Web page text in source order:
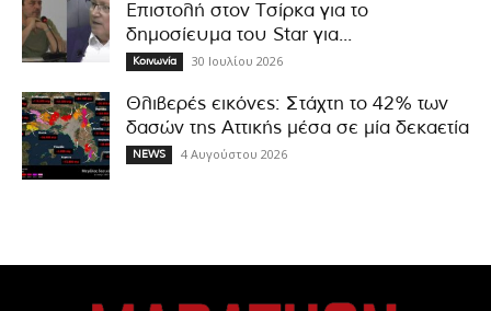
Επιστολή στον Τσίρκα για το
δημοσίευμα του Star για...
Κοινωνία 30 Ιουλίου 2026
Θλιβερές εικόνες: Στάχτη το 42% των
δασών της Αττικής μέσα σε μία δεκαετία
NEWS 4 Αυγούστου 2026